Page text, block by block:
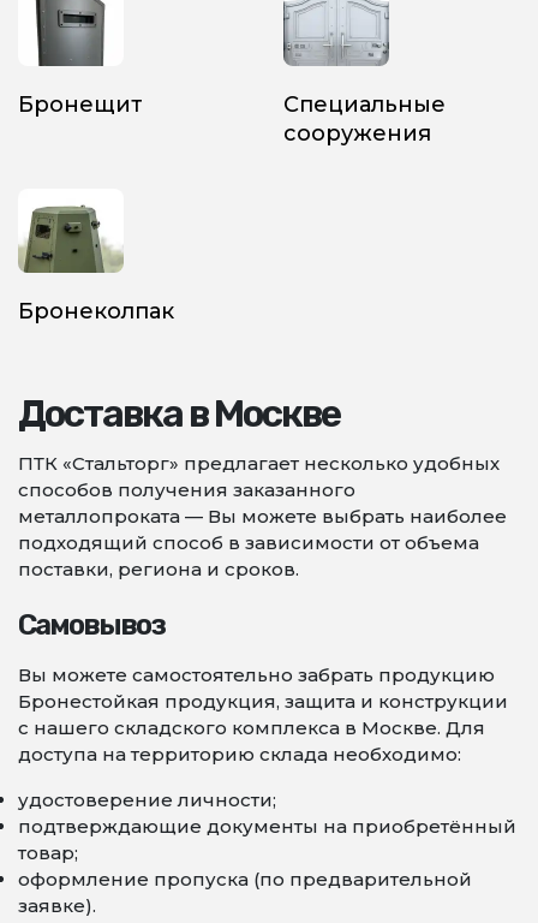
Бронещит
Специальные
сооружения
Бронеколпак
Доставка в Москве
ПТК «Стальторг» предлагает несколько удобных
способов получения заказанного
металлопроката — Вы можете выбрать наиболее
подходящий способ в зависимости от объема
поставки, региона и сроков.
Самовывоз
Вы можете самостоятельно забрать продукцию
Бронестойкая продукция, защита и конструкции
с нашего складского комплекса в Москве. Для
доступа на территорию склада необходимо:
удостоверение личности;
подтверждающие документы на приобретённый
товар;
оформление пропуска (по предварительной
заявке).